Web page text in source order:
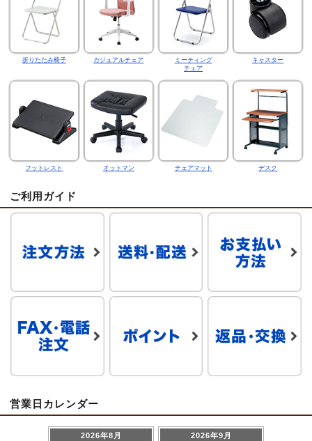
折りたたみ椅子 カジュアルチェア
ミーティング
チェア
キャスター
フットレスト オットマン チェアマット デスク
ご利用ガイド
営業日カレンダー
2026年8月 2026年9月